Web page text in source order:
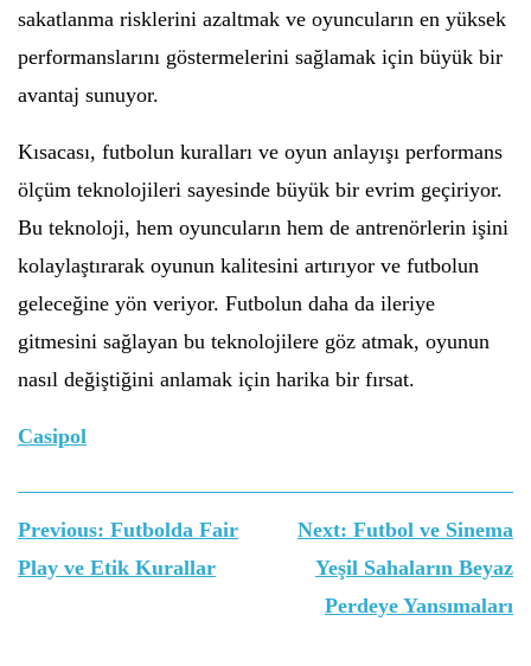
sakatlanma risklerini azaltmak ve oyuncuların en yüksek
performanslarını göstermelerini sağlamak için büyük bir
avantaj sunuyor.
Kısacası, futbolun kuralları ve oyun anlayışı performans
ölçüm teknolojileri sayesinde büyük bir evrim geçiriyor.
Bu teknoloji, hem oyuncuların hem de antrenörlerin işini
kolaylaştırarak oyunun kalitesini artırıyor ve futbolun
geleceğine yön veriyor. Futbolun daha da ileriye
gitmesini sağlayan bu teknolojilere göz atmak, oyunun
nasıl değiştiğini anlamak için harika bir fırsat.
Casipol
Yazı
gezinmesi
Previous: Futbolda Fair
Play ve Etik Kurallar
Next: Futbol ve Sinema
Yeşil Sahaların Beyaz
Perdeye Yansımaları